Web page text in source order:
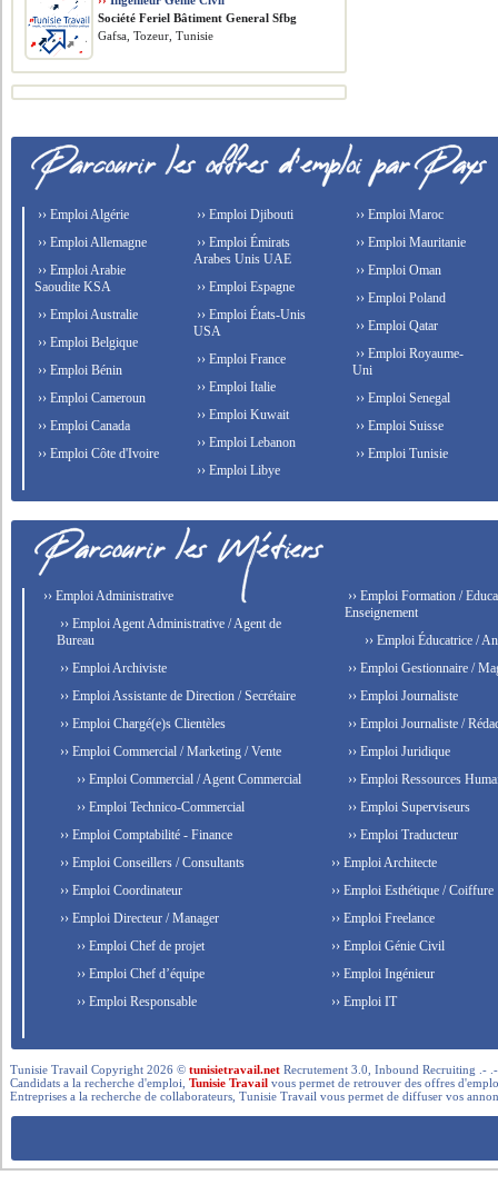
Société Feriel Bâtiment General Sfbg
Gafsa, Tozeur, Tunisie
›› Emploi Algérie
›› Emploi Allemagne
›› Emploi Arabie
Saoudite KSA
›› Emploi Australie
›› Emploi Belgique
›› Emploi Bénin
›› Emploi Cameroun
›› Emploi Canada
›› Emploi Côte d'Ivoire
›› Emploi Djibouti
›› Emploi Émirats
Arabes Unis UAE
›› Emploi Espagne
›› Emploi États-Unis
USA
›› Emploi France
›› Emploi Italie
›› Emploi Kuwait
›› Emploi Lebanon
›› Emploi Libye
›› Emploi Maroc
›› Emploi Mauritanie
›› Emploi Oman
›› Emploi Poland
›› Emploi Qatar
›› Emploi Royaume-
Uni
›› Emploi Senegal
›› Emploi Suisse
›› Emploi Tunisie
›› Emploi Administrative
›› Emploi Agent Administrative / Agent de
Bureau
›› Emploi Archiviste
›› Emploi Assistante de Direction / Secrétaire
›› Emploi Chargé(e)s Clientèles
›› Emploi Commercial / Marketing / Vente
›› Emploi Commercial / Agent Commercial
›› Emploi Technico-Commercial
›› Emploi Comptabilité - Finance
›› Emploi Conseillers / Consultants
›› Emploi Coordinateur
›› Emploi Directeur / Manager
›› Emploi Chef de projet
›› Emploi Chef d’équipe
›› Emploi Responsable
›› Emploi Formation /
Enseignement
›› Emploi Éducatrice /
›› Emploi Gestionnaire /
›› Emploi Journaliste
›› Emploi Journaliste /
›› Emploi Juridique
›› Emploi Ressources
›› Emploi Superviseurs
›› Emploi Traducteur
›› Emploi Architecte
›› Emploi Esthétique / Coiffure
›› Emploi Freelance
›› Emploi Génie Civil
›› Emploi Ingénieur
›› Emploi IT
Tunisie Travail Copyright 2026 ©tunisietravail.net Recrutement 3.0, Inbound Recruiting .-
Candidats a la recherche d'emploi,Tunisie Travail vous permet de retrouver des offres
Entreprises a la recherche de collaborateurs, Tunisie Travail vous permet de diffuser vos